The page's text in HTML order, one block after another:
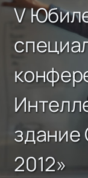
V
здание
2012»